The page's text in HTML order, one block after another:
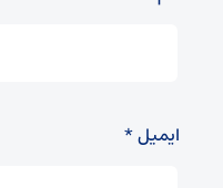
ایمیل*